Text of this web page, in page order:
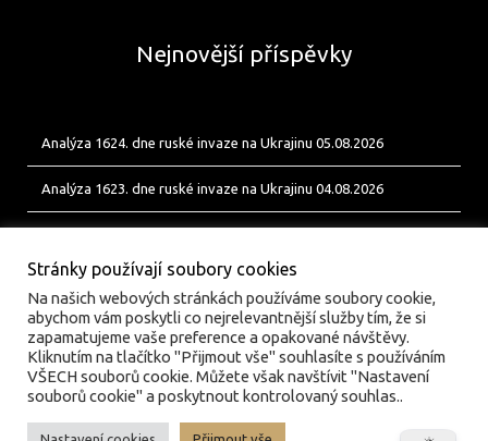
Nejnovější příspěvky
Analýza 1624. dne ruské invaze na Ukrajinu 05.08.2026
Analýza 1623. dne ruské invaze na Ukrajinu 04.08.2026
Stránky používají soubory cookies
Na našich webových stránkách používáme soubory cookie,
abychom vám poskytli co nejrelevantnější služby tím, že si
zapamatujeme vaše preference a opakované návštěvy.
Kliknutím na tlačítko "Přijmout vše" souhlasíte s používáním
VŠECH souborů cookie. Můžete však navštívit "Nastavení
souborů cookie" a poskytnout kontrolovaný souhlas..